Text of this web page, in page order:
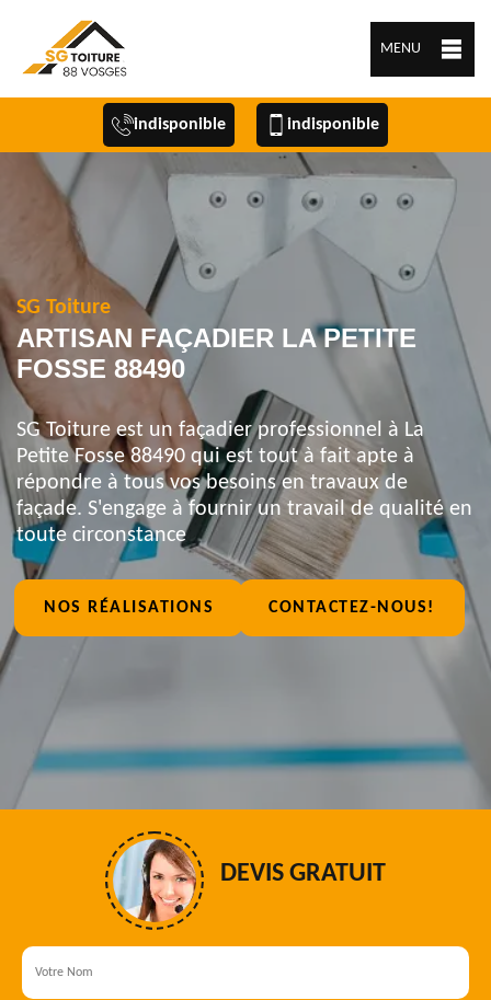
MENU
indisponible indisponible
SG Toiture
ARTISAN FAÇADIER LA PETITE
FOSSE 88490
SG Toiture est un façadier professionnel à La
Petite Fosse 88490 qui est tout à fait apte à
répondre à tous vos besoins en travaux de
façade. S'engage à fournir un travail de qualité en
toute circonstance
NOS RÉALISATIONS CONTACTEZ-NOUS!
DEVIS GRATUIT